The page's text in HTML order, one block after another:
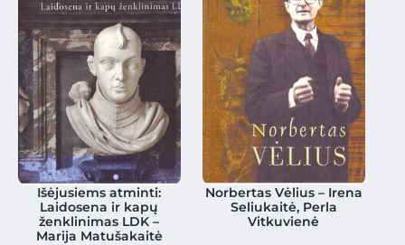
Išėjusiems atminti:
Laidosena ir kapų
ženklinimas LDK –
Marija Matušakaitė
Norbertas Vėlius – Irena
Seliukaitė, Perla
Vitkuvienė